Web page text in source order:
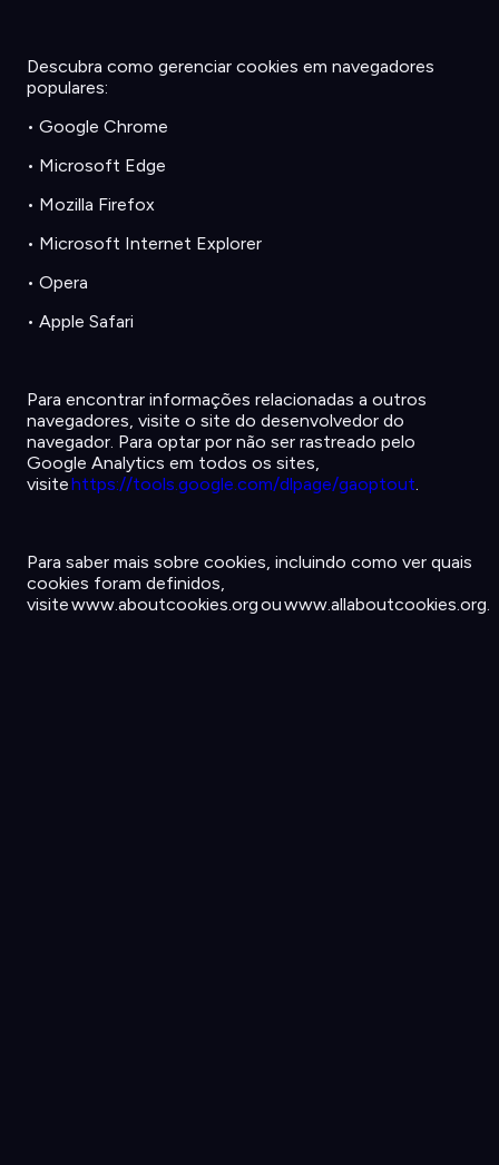
Descubra como gerenciar cookies em navegadores
populares:
• Google Chrome
• Microsoft Edge
• Mozilla Firefox
• Microsoft Internet Explorer
• Opera
• Apple Safari
Para encontrar informações relacionadas a outros
navegadores, visite o site do desenvolvedor do
navegador. Para optar por não ser rastreado pelo
Google Analytics em todos os sites,
visitehttps://tools.google.com/dlpage/gaoptout.
Para saber mais sobre cookies, incluindo como ver quais
cookies foram definidos,
visitewww.aboutcookies.orgouwww.allaboutcookies.org.